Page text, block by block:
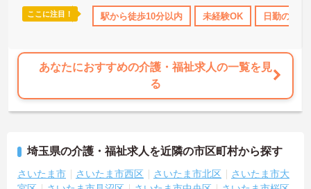
研修制度あり ボーナス・賞与あり 社会保険完備 退職金
ここに注目！ 駅から徒歩10分以内 未経験OK 日勤のみ
あなたにおすすめの介護・福祉求人の一覧を見
る
埼玉県の介護・福祉求人を近隣の市区町村から探す
さいたま市 さいたま市西区 さいたま市北区
さいたま市大